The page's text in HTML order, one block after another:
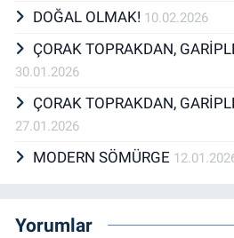
DOĞAL OLMAK! 10.02.2026
ÇORAK TOPRAKDAN,
30.01.2026
ÇORAK TOPRAKDAN,
27.01.2026
MODERN SÖMÜRGE
Yorumlar